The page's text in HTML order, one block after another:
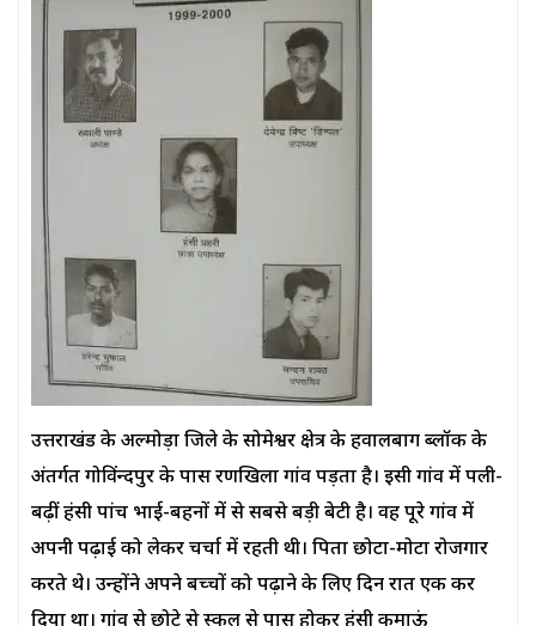
उत्तराखंड के अल्मोड़ा जिले के सोमेश्वर क्षेत्र के हवालबाग ब्लॉक के
अंतर्गत गोविंन्दपुर के पास रणखिला गांव पड़ता है। इसी गांव में पली-
बढ़ीं हंसी पांच भाई-बहनों में से सबसे बड़ी बेटी है। वह पूरे गांव में
अपनी पढ़ाई को लेकर चर्चा में रहती थी। पिता छोटा-मोटा रोजगार
करते थे। उन्होंने अपने बच्चों को पढ़ाने के लिए दिन रात एक कर